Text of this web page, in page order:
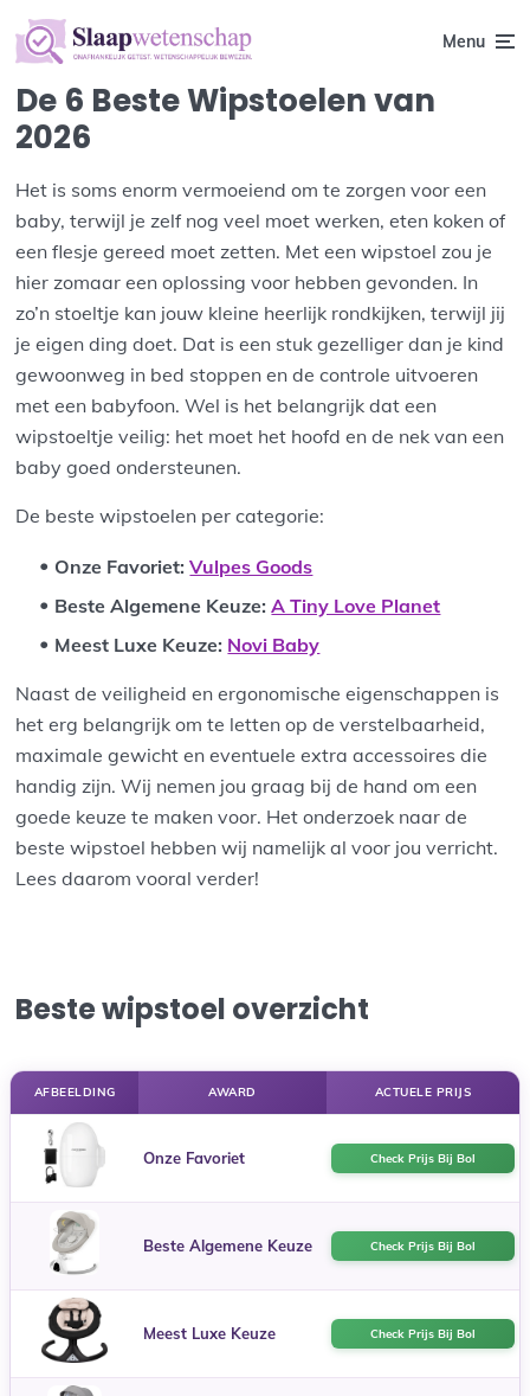
Menu
De 6 Beste Wipstoelen van
2026
Het is soms enorm vermoeiend om te zorgen voor een
baby, terwijl je zelf nog veel moet werken, eten koken of
een flesje gereed moet zetten. Met een wipstoel zou je
hier zomaar een oplossing voor hebben gevonden. In
zo’n stoeltje kan jouw kleine heerlijk rondkijken, terwijl jij
je eigen ding doet. Dat is een stuk gezelliger dan je kind
gewoonweg in bed stoppen en de controle uitvoeren
met een babyfoon. Wel is het belangrijk dat een
wipstoeltje veilig: het moet het hoofd en de nek van een
baby goed ondersteunen.
De beste wipstoelen per categorie:
Onze Favoriet:Vulpes Goods
Beste Algemene Keuze:A Tiny Love Planet
Meest Luxe Keuze: Novi Baby
Naast de veiligheid en ergonomische eigenschappen is
het erg belangrijk om te letten op de verstelbaarheid,
maximale gewicht en eventuele extra accessoires die
handig zijn. Wij nemen jou graag bij de hand om een
goede keuze te maken voor. Het onderzoek naar de
beste wipstoel hebben wij namelijk al voor jou verricht.
Lees daarom vooral verder!
Beste wipstoel overzicht
AFBEELDING AWARD ACTUELE PRIJS
Onze Favoriet Check Prijs Bij Bol
Beste Algemene Keuze Check Prijs Bij Bol
Meest Luxe Keuze Check Prijs Bij Bol